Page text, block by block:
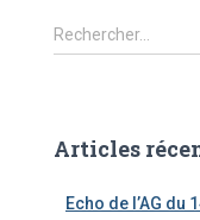
R
e
r
Rechercher…
Articles
Echo de l’AG du